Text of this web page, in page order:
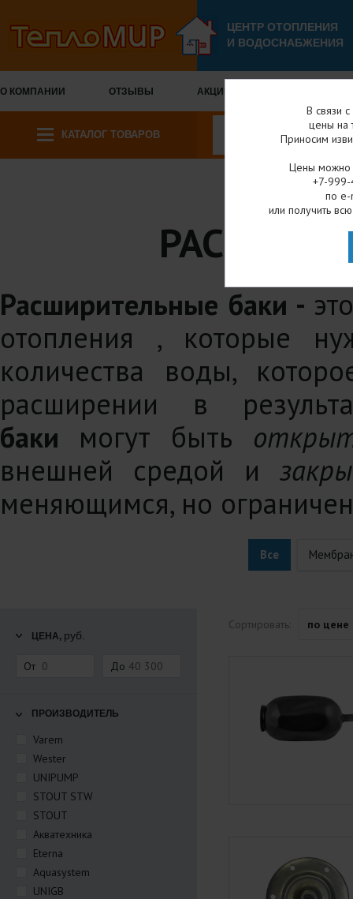
ЦЕНТР ОТОПЛЕНИЯ
И ВОДОСНАБЖЕНИЯ
О КОМПАНИИ ОТЗЫВЫ АКЦИИ И СКИДКИ
КАТАЛОГ ТОВАРОВ
Расширительные баки -
отопления , которые
количества воды,
расширении в
баки могут быть
внешней средой и
меняющимся, но
Все
ЦЕНА, руб.
От До
ПРОИЗВОДИТЕЛЬ
Varem
Wester
UNIPUMP
STOUT STW
STOUT
Акватехника
Eterna
Aquasystem
UNIGB
Сортировать: по цене
В связи
цены на
Приносим
Цены можно
+7-
по
или получить